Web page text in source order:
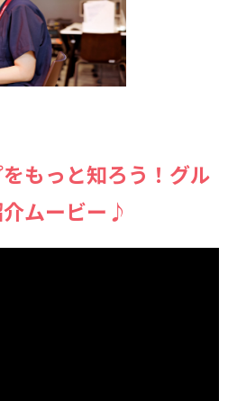
もっと知ろう！グル
ムービー♪